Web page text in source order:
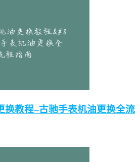
换教程–古驰手表机油更换全流